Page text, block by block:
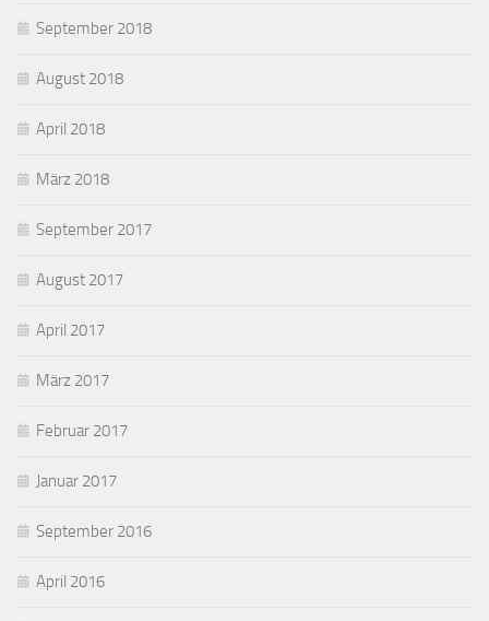
September 2018
August 2018
April 2018
März 2018
September 2017
August 2017
April 2017
März 2017
Februar 2017
Januar 2017
September 2016
April 2016